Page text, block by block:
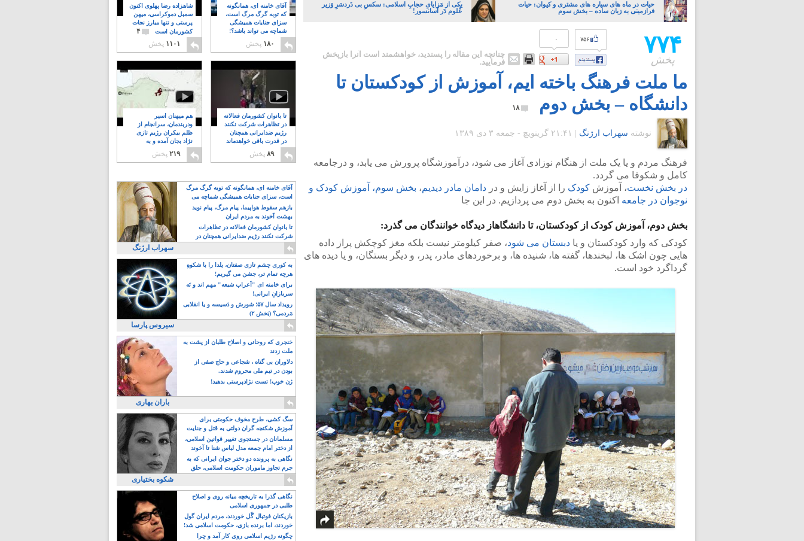
حیات در ماه های سیاره های مشتری و کیوان: حیات
فرازمینی به زبان ساده – بخش سوم
یکی از مَزایایِ حجابِ اسلامی: سکسِ بی دَردسَرِ وَزیر
عُلوم دَر آسانسور!
۷۷۴
پخش
۰ ۷۵۶
چنانچه این مقاله را پسندید، خواهشمند است آنرا بازپخش
فرمایید.
ما ملت فرهنگ باخته ایم، آموزش از کودکستان تا
دانشگاه – بخش دوم
۱۸
نوشته سهراب ارژنگ ۲۱:۴۱ گرينويچ - جمعه ۳ دی ۱۳۸۹
فرهنگ مردم و یا یک ملت از هنگام نوزادی آغاز می شود، درآموزشگاه پرورش می یابد، و درجامعه
کامل و شکوفا می گردد.
در بخش نخست، آموزش کودک را از آغاز زایش و در دامان مادر دیدیم، بخش سوم، آموزش کودک و
نوجوان در جامعه اکنون به بخش دوم می پردازیم. در این جا
بخش دوم، آموزش کودک از کودکستان، تا دانشگاهاز دیدگاه خوانندگان می گذرد:
کودکی که وارد کودکستان و یا دبستان می شود، صفر کیلومتر نیست بلکه مغز کوچکش پراز داده
هایی چون اشک ها، لبخندها، گفته ها، شنیده ها، و برخوردهای مادر، پدر، و دیگر بستگان، و یا دیده های
گرداگرد خود است.
شاهزاده رضا پهلوی اکنون
سمبل دموکراسی، میهن
پرستی و تنها مبارز نجات
کشورمان است
۴
۱۱۰۱ پخش
آقای خامنه ای، همانگونه
که توبه گرگ مرگ است،
سزای جنایات همیشگی
شماچه می تواند باشد؟!
۸
۱۸۰ پخش
هم میهنان اسیر
ودربندمان، سرانجام از
ظلم بیکران رژیم تازی
نژاد بجان آمده و به
۲۱۹ پخش
تا بانوان کشورمان فعالانه
در تظاهرات شرکت نکنند
رژیم ضدایرانی همچنان
در قدرت باقی خواهدماند
۸
۸۹ پخش
آقای خامنه ای، همانگونه که توبه گرگ مرگ
است، سزای جنایات همیشگی شماچه می
تواند باشد؟!
بازهم سقوط هواپیما، پیام مرگ، پیام نوید
بهشت آخوند به مردم ایران
تا بانوان کشورمان فعالانه در تظاهرات
شرکت نکنند رژیم ضدایرانی همچنان در
قدرت باقی خواهدماند
سهراب ارژنگ
به کوری چشم تازی صفتان، یلدا را با شکوهِ
هرچه تمام تر، جشن می گیریم!
برای خامنه ای "اَعراب شیعه" مهم اند و نَه
سربازانِ ایرانی!
رویداد سال ۵۷؛ شورش و دَسیسه و یا انقلابی
مَردمی؟ (بَخش ۲)
سیروس پارسا
خنجری که روحانی و اصلاح طلبان از پشت به
ملت زدند
دلاوران بی گناه ، شجاعی و حاج صفی از
بودن در تیم ملی محروم شدند.
ژن خوب! تست نژادپرستی بدهید!
باران بهاری
سگ کشی، طرح مخوف حکومتی برای
آموزش شکنجه گران دولتی به قتل و جنایت
بیشتر
مسلمانان در جستجوی تغییر قوانین اسلامی،
از دختر امام جمعه مدل لباس شنا تا آخوند
مسلمان همجنسگرا!
نگاهی به پرونده دو دختر جوان ایرانی که به
جرم تجاوز ماموران حکومت اسلامی، حلق
آویز شدند!
شکوه بختیاری
نگاهی گذرا به تاریخچه میانه روی و اصلاح
طلبی در جمهوری اسلامی
بازیکنان فوتبال گًل خوردند، مردم ایران گول
خوردند، اما برنده بازی، حکومت اسلامی شد!
چگونه رژیم اسلامی روی کار آمد و چرا